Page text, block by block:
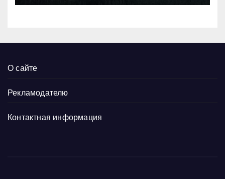
О сайте
Рекламодателю
Контактная информация